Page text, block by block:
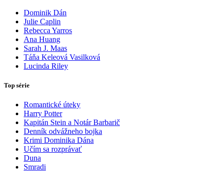
Dominik Dán
Julie Caplin
Rebecca Yarros
Ana Huang
Sarah J. Maas
Táňa Keleová Vasilková
Lucinda Riley
Top série
Romantické úteky
Harry Potter
Kapitán Stein a Notár Barbarič
Denník odvážneho bojka
Krimi Dominika Dána
Učím sa rozprávať
Duna
Smradi